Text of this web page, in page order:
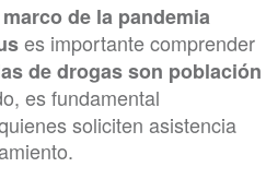
marco de la pandemia
es importante comprender
de drogas son población
es fundamental
soliciten asistencia